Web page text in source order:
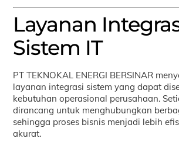
Layanan
Sistem IT
PT TEKNOKAL ENERGI BERSINAR
layanan integrasi sistem yang dapat
kebutuhan operasional perusahaan.
dirancang untuk menghubungkan
sehingga proses bisnis menjadi lebih
akurat.